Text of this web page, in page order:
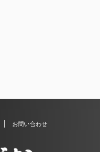
お問い合わせ